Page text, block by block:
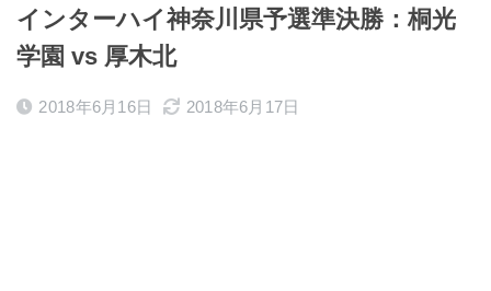
インターハイ神奈川県予選準決勝：桐光
学園 vs 厚木北
2018年6月16日 2018年6月17日